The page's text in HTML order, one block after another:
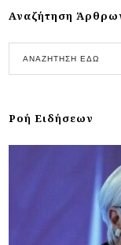
Αναζήτηση
Ροή Ειδήσεων